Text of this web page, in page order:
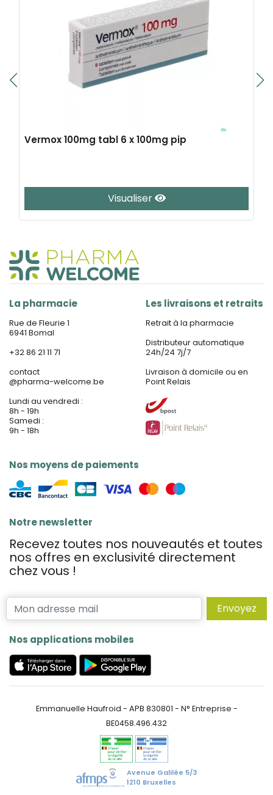
Vermox 100mg tabl 6 x 100mg pip
Visualiser
La pharmacie
Rue de Fleurie 1
6941 Bomal
+32 86 21 11 71
contact
@pharma-welcome.be
Lundi au vendredi :
8h - 19h
Samedi :
9h - 18h
Nos moyens de paiements
Les livraisons et retraits
Retrait à la pharmacie
Distributeur automatique
24h/24 7j/7
Livraison à domicile ou en
Point Relais
Notre newsletter
Recevez toutes nos nouveautés et toutes
nos offres en exclusivité directement
chez vous !
Envoyez
Nos applications mobiles
Emmanuelle Haufroid - APB 830801 - N° Entreprise -
BE0458.496.432
Avenue Galilée 5/3
1210 Bruxelles